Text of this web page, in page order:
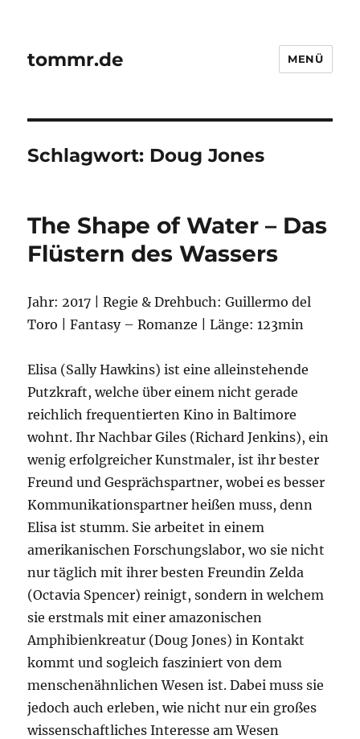
tommr.de MENÜ
Schlagwort: Doug Jones
The Shape of Water – Das
Flüstern des Wassers
Jahr: 2017 | Regie & Drehbuch: Guillermo del
Toro | Fantasy – Romanze | Länge: 123min
Elisa (Sally Hawkins) ist eine alleinstehende
Putzkraft, welche über einem nicht gerade
reichlich frequentierten Kino in Baltimore
wohnt. Ihr Nachbar Giles (Richard Jenkins), ein
wenig erfolgreicher Kunstmaler, ist ihr bester
Freund und Gesprächspartner, wobei es besser
Kommunikationspartner heißen muss, denn
Elisa ist stumm. Sie arbeitet in einem
amerikanischen Forschungslabor, wo sie nicht
nur täglich mit ihrer besten Freundin Zelda
(Octavia Spencer) reinigt, sondern in welchem
sie erstmals mit einer amazonischen
Amphibienkreatur (Doug Jones) in Kontakt
kommt und sogleich fasziniert von dem
menschenähnlichen Wesen ist. Dabei muss sie
jedoch auch erleben, wie nicht nur ein großes
wissenschaftliches Interesse am Wesen